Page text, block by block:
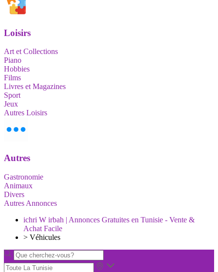
Loisirs
Art et Collections
Piano
Hobbies
Films
Livres et Magazines
Sport
Jeux
Autres Loisirs
Autres
Gastronomie
Animaux
Divers
Autres Annonces
ichri W irbah | Annonces Gratuites en Tunisie - Vente &
Achat Facile
> Véhicules